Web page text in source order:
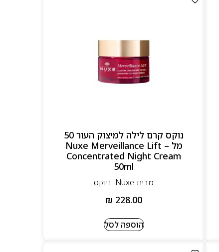
נוקס קרם לילה למיצוק העור 50
מל – Nuxe Merveillance Lift
Concentrated Night Cream
50ml
מבית Nuxe- ניוקס
₪ 228.00
הוספה לסל